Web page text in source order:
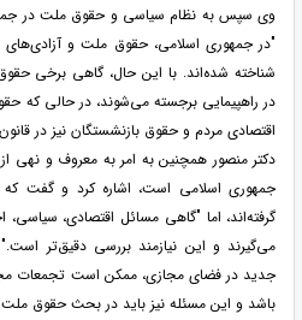
وی سپس به نظام سیاسی و حقوق ملت در
"در جمهوری اسلامی، حقوق ملت و
شناخته شده‌اند. با این حال، گاهی برخی
در راهپیمایی برجسته می‌شوند، در حالی که
اقتصادی مردم و حقوق بازنشستگان نیز در
دکتر منصور همچنین به امر به معروف و نهی
جمهوری اسلامی است، اشاره کرد و گفت که
گرفته‌اند، اما "گاهی مسائل اقتصادی، سیاسی،
می‌گیرند و این نیازمند بررسی دقیق‌تر
جدید در فضای مجازی، ممکن است تجمعات
باشد و این مسئله نیز باید در بحث حقوق ملت